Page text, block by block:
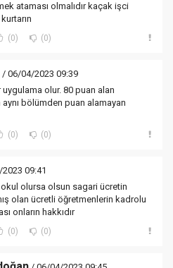
ataması olmalıdır kaçak işci
(0) (0)
/ 06/04/2023 09:39
uygulama olur. 80 puan alan
bölümden puan alamayan
(0) (0)
09:41
okul olursa olsun sagari ücretin
olan ücretli öğretmenlerin kadrolu
onların hakkıdır
(0) (0)